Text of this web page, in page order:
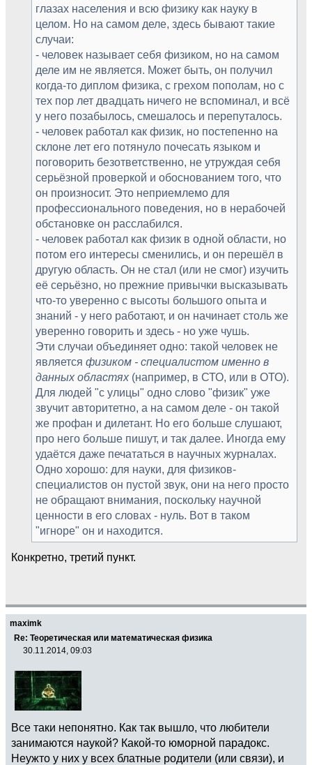
глазах населения и всю физику как науку в
целом. Но на самом деле, здесь бывают такие
случаи:
- человек называет себя физиком, но на самом
деле им не является. Может быть, он получил
когда-то диплом физика, с грехом пополам, но с
тех пор лет двадцать ничего не вспоминал, и всё
у него позабылось, смешалось и перепуталось.
- человек работал как физик, но постепенно на
склоне лет его потянуло почесать языком и
поговорить безответственно, не утруждая себя
серьёзной проверкой и обоснованием того, что
он произносит. Это неприемлемо для
профессионального поведения, но в нерабочей
обстановке он расслабился.
- человек работал как физик в одной области, но
потом его интересы сменились, и он перешёл в
другую область. Он не стал (или не смог) изучить
её серьёзно, но прежние привычки высказывать
что-то уверенно с высоты большого опыта и
знаний - у него работают, и он начинает столь же
уверенно говорить и здесь - но уже чушь.
Эти случаи объединяет одно: такой человек не
являетсяфизиком - специалистом именно в
данных областях(например, в СТО, или в ОТО).
Для людей "с улицы" одно слово "физик" уже
звучит авторитетно, а на самом деле - он такой
же профан и дилетант. Но его больше слушают,
про него больше пишут, и так далее. Иногда ему
удаётся даже печататься в научных журналах.
Одно хорошо: для науки, для физиков-
специалистов он пустой звук, они на него просто
не обращают внимания, поскольку научной
ценности в его словах - нуль. Вот в таком
"игноре" он и находится.
Конкретно, третий пункт.
maximk
Re: Теоретическая или математическая физика
30.11.2014, 09:03
Все таки непонятно. Как так вышло, что любители
занимаются наукой? Какой-то юморной парадокс.
Неужто у них у всех блатные родители (или связи), и